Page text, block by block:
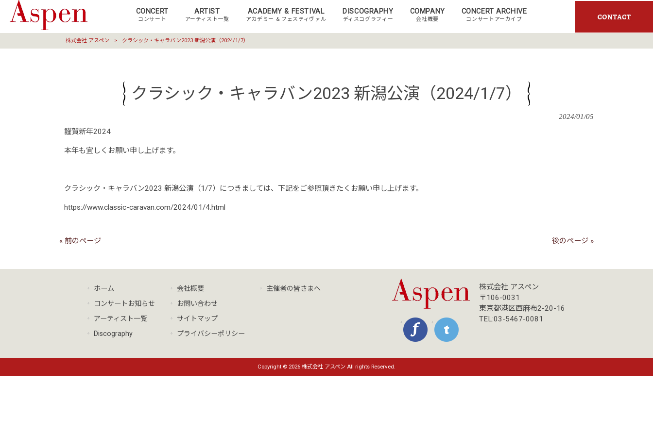
CONCERT
コンサート
ARTIST
アーティスト一覧
ACADEMY & FESTIVAL
アカデミー & フェスティヴァル
DISCOGRAPHY
ディスコグラフィー
COMPANY
会社概要
CONCERT ARCHIVE
コンサートアーカイブ
株式会社 アスペン > クラシック・キャラバン2023 新潟公演（2024/1/7）
クラシック・キャラバン2023 新潟公演（2024/1/7）
2024/01/05
謹賀新年2024
本年も宜しくお願い申し上げます。
クラシック・キャラバン2023 新潟公演（1/7）につきましては、下記をご参照頂きたくお願い申し上げます。
https://www.classic-caravan.com/2024/01/4.html
« 前のページ 後のページ »
ホーム
コンサートお知らせ
アーティスト一覧
Discography
会社概要
お問い合わせ
サイトマップ
プライバシーポリシー
主催者の皆さまへ
株式会社 アスペン
〒106-0031
東京都港区西麻布2-20-16
TEL:03-5467-0081
Copyright © 2026 株式会社 アスペン All rights Reserved.